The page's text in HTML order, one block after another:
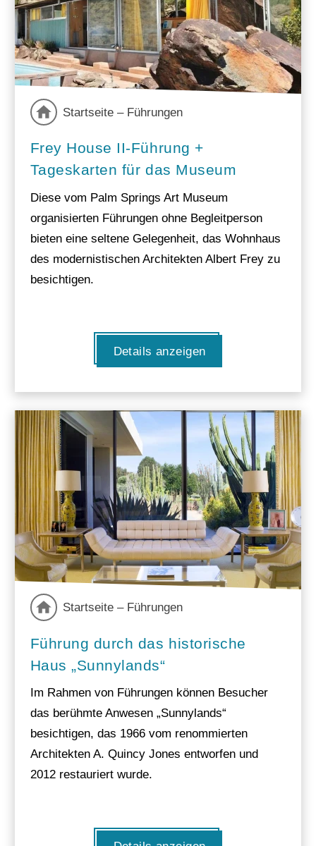
Startseite – Führungen
Frey House II-Führung +
Tageskarten für das Museum
Diese vom Palm Springs Art Museum
organisierten Führungen ohne Begleitperson
bieten eine seltene Gelegenheit, das Wohnhaus
des modernistischen Architekten Albert Frey zu
besichtigen.
Details anzeigen
Startseite – Führungen
Führung durch das historische
Haus „Sunnylands“
Im Rahmen von Führungen können Besucher
das berühmte Anwesen „Sunnylands“
besichtigen, das 1966 vom renommierten
Architekten A. Quincy Jones entworfen und
2012 restauriert wurde.